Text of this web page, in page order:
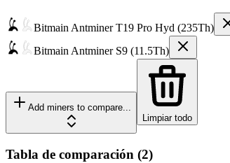
Bitmain Antminer T19 Pro Hyd (235Th)
Bitmain Antminer S9 (11.5Th)
Add miners to compare...
Limpiar todo
Tabla de comparación (2)